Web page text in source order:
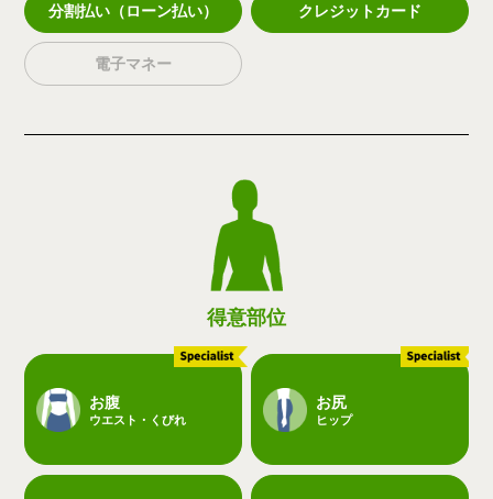
分割払い（ローン払い） クレジットカード
電子マネー
得意部位
お腹
ウエスト・くびれ
お尻
ヒップ